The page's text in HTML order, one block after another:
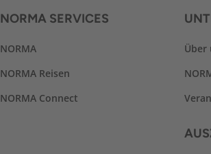
NORMA SERVICES
NORMA
NORMA Reisen
NORMA Connect
Über